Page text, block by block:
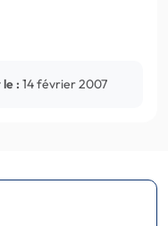
le : 14 février 2007